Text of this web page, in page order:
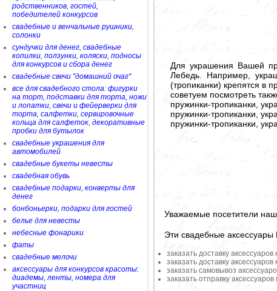
родственников, гостей,
победителей конкурсов
свадебные и венчальные рушники,
солонки
сундучки для денег, свадебные
копилки, ползунки, коляски, подносы
для конкурсов и сбора денег
свадебные свечи "домашний очаг"
все для свадебного стола: фигурки
на торт, подставки для торта, ножи
и лопатки, свечи и фейерверки для
торта, салфетки, сервировочные
кольца для салфеток, декоративные
пробки для бутылок
свадебные украшения для
автомобилей
свадебные букеты невесты
свадебная обувь
свадебные подарки, конверты для
денег
бонбоньерки, подарки для гостей
белье для невесты
небесные фонарики
фаты
свадебные мелочи
аксессуары для конкурсов красоты:
диадемы, ленты, номера для
участниц
Для украшения Вашей
Лебедь. Например,
(тропиканки) крепятся в
советуем посмотреть
пружинки-тропиканки,
пружинки-тропиканки,
пружинки-тропиканки,
Уважаемые посетители
Эти свадебные
заказать доставку
заказать доставку
заказать самовывоз
заказать отправку